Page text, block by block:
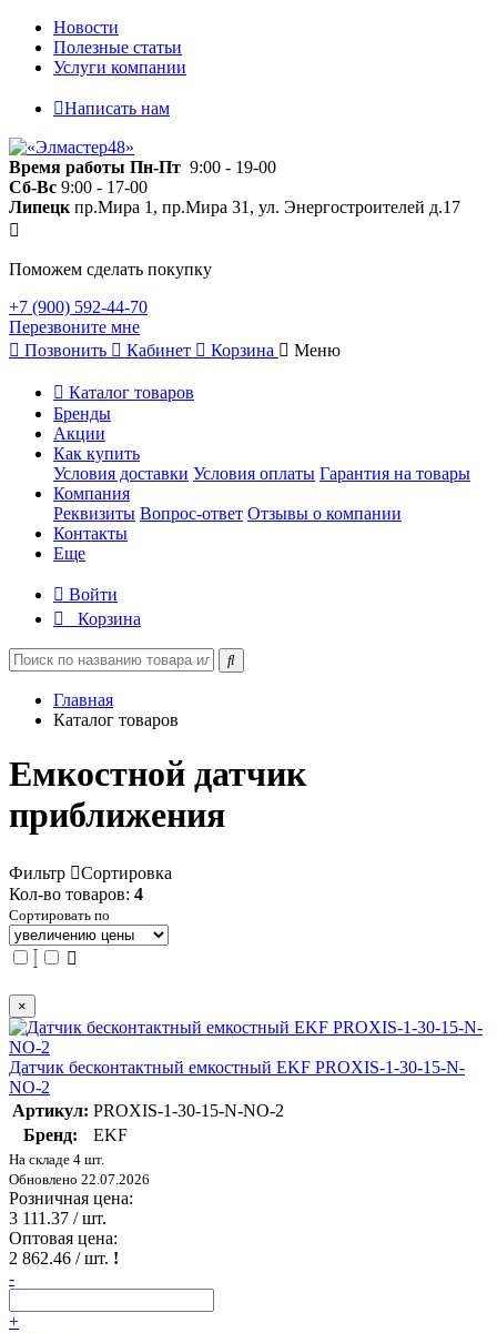
Новости
Полезные статьи
Услуги компании
Написать нам
Время работы Пн-Пт 9:00 - 19-00
Сб-Вс 9:00 - 17-00
Липецк пр.Мира 1, пр.Мира 31, ул. Энергостроителей д.17
Поможем сделать покупку
+7 (900) 592-44-70
Перезвоните мне
Позвонить
Кабинет Корзина Меню
Каталог товаров
Бренды
Акции
Как купить
Условия доставки Условия оплаты Гарантия на товары
Компания
Реквизиты Вопрос-ответ Отзывы о компании
Контакты
Еще
Войти
Корзина
Главная
Каталог товаров
Емкостной датчик
приближения
Фильтр
Сортировка
Кол-во товаров: 4
Сортировать по
×
Датчик бесконтактный емкостный EKF PROXIS-1-30-15-N-
NO-2
Артикул: PROXIS-1-30-15-N-NO-2
Бренд:
EKF
На складе 4 шт.
Обновлено 22.07.2026
Розничная цена:
3 111.37 / шт.
Оптовая цена:
2 862.46 / шт. !
-
+